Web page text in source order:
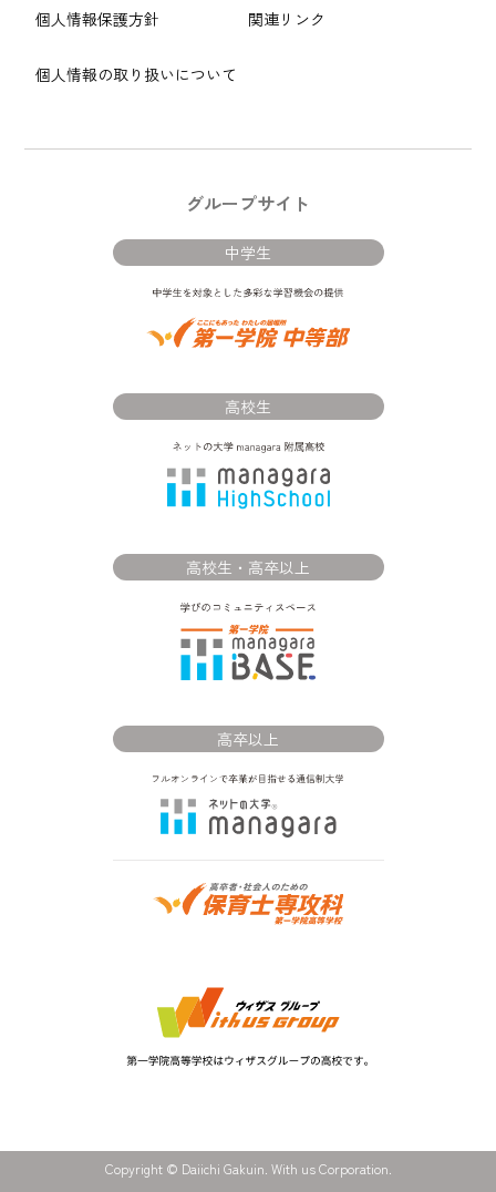
個人情報保護方針
個人情報の取り扱いについて
関連リンク
グループサイト
中学生
高校生
高校生・高卒以上
高卒以上
Copyright © Daiichi Gakuin. With us Corporation.